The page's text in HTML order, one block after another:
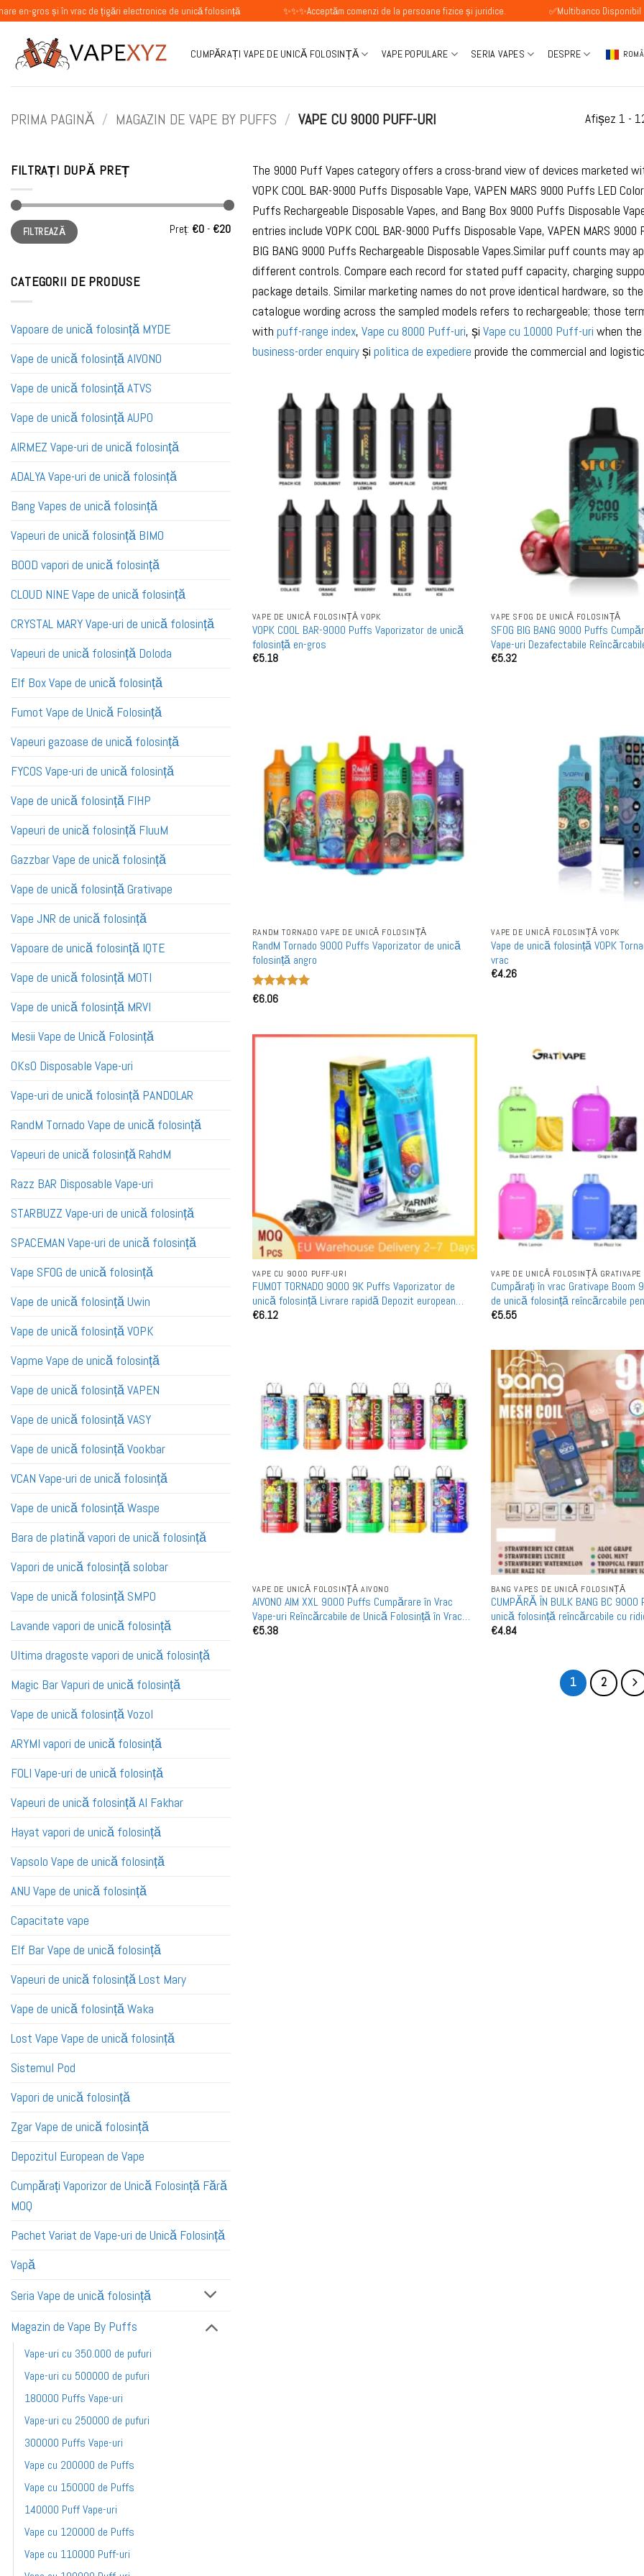
Skip
content
și în vrac de țigări electronice de unică folosință ✨✨✨Acceptăm comenzi de la persoane fizice și juridice. ✅Multibanco Disponibil
CUMPĂRAȚI VAPE DE UNICĂ FOLOSINȚĂ VAPE POPULARE SERIA VAPES DESPRE
PRIMA PAGINĂ / MAGAZIN DE VAPE BY PUFFS / VAPE CU 9000 PUFF-URI Afișez 1 -
FILTRAȚI DUPĂ PREȚ
Preț
minim
Preț
maximFILTREAZĂ Preț: €0 - €20
CATEGORII DE PRODUSE
Vapoare de unică folosință MYDE
Vape de unică folosință AIVONO
Vape de unică folosință ATVS
Vape de unică folosință AUPO
AIRMEZ Vape-uri de unică folosință
ADALYA Vape-uri de unică folosință
Bang Vapes de unică folosință
Vapeuri de unică folosință BIMO
BOOD vapori de unică folosință
CLOUD NINE Vape de unică folosință
CRYSTAL MARY Vape-uri de unică folosință
Vapeuri de unică folosință Doloda
Elf Box Vape de unică folosință
Fumot Vape de Unică Folosință
Vapeuri gazoase de unică folosință
FYCOS Vape-uri de unică folosință
Vape de unică folosință FIHP
Vapeuri de unică folosință FluuM
Gazzbar Vape de unică folosință
Vape de unică folosință Grativape
Vape JNR de unică folosință
Vapoare de unică folosință IQTE
Vape de unică folosință MOTI
Vape de unică folosință MRVI
Mesii Vape de Unică Folosință
OKsO Disposable Vape-uri
Vape-uri de unică folosință PANDOLAR
RandM Tornado Vape de unică folosință
Vapeuri de unică folosință RahdM
Razz BAR Disposable Vape-uri
STARBUZZ Vape-uri de unică folosință
SPACEMAN Vape-uri de unică folosință
Vape SFOG de unică folosință
Vape de unică folosință Uwin
Vape de unică folosință VOPK
Vapme Vape de unică folosință
Vape de unică folosință VAPEN
Vape de unică folosință VASY
Vape de unică folosință Vookbar
VCAN Vape-uri de unică folosință
Vape de unică folosință Waspe
Bara de platină vapori de unică folosință
Vapori de unică folosință solobar
Vape de unică folosință SMPO
Lavande vapori de unică folosință
Ultima dragoste vapori de unică folosință
Magic Bar Vapuri de unică folosință
Vape de unică folosință Vozol
ARYMI vapori de unică folosință
FOLI Vape-uri de unică folosință
Vapeuri de unică folosință Al Fakhar
Hayat vapori de unică folosință
Vapsolo Vape de unică folosință
ANU Vape de unică folosință
Capacitate vape
Elf Bar Vape de unică folosință
Vapeuri de unică folosință Lost Mary
Vape de unică folosință Waka
Lost Vape Vape de unică folosință
Sistemul Pod
Vapori de unică folosință
Zgar Vape de unică folosință
Depozitul European de Vape
Cumpărați Vaporizor de Unică Folosință Fără
MOQ
Pachet Variat de Vape-uri de Unică Folosință
Vapă
Seria Vape de unică folosință
Magazin de Vape By Puffs
Vape-uri cu 350.000 de pufuri
Vape-uri cu 500000 de pufuri
180000 Puffs Vape-uri
Vape-uri cu 250000 de pufuri
300000 Puffs Vape-uri
Vape cu 200000 de Puffs
Vape cu 150000 de Puffs
140000 Puff Vape-uri
Vape cu 120000 de Puffs
Vape cu 110000 Puff-uri
The 9000 Puff Vapes category offers a cross-brand view of devices marketed
VOPK COOL BAR-9000 Puffs Disposable Vape, VAPEN MARS 9000 Puffs LED
Puffs Rechargeable Disposable Vapes, and Bang Box 9000 Puffs Disposable
entries include VOPK COOL BAR-9000 Puffs Disposable Vape, VAPEN MARS
BIG BANG 9000 Puffs Rechargeable Disposable Vapes.Similar puff counts may
different controls. Compare each record for stated puff capacity, charging
package details. Similar marketing names do not prove identical hardware, so
catalogue wording across the sampled models refers to rechargeable; those
with puff-range index, Vape cu 8000 Puff-uri, și Vape cu 10000 Puff-uri when
business-order enquiryși politica de expediere provide the commercial and
VAPE DE UNICĂ FOLOSINȚĂ VOPK
VOPK COOL BAR-9000 Puffs Vaporizator de unică
folosință en-gros
€5.18
VAPE SFOG DE UNICĂ FOLOSINȚĂ
SFOG BIG BANG 9000 Puffs
Vape-uri Dezafectabile
Vânzare cu Ridicata
€5.32
RANDM TORNADO VAPE DE UNICĂ FOLOSINȚĂ
RandM Tornado 9000 Puffs Vaporizator de unică
folosință angro
Evaluat la
€6.06
VAPE DE UNICĂ FOLOSINȚĂ VOPK
Vape de unică folosință VOPK
vrac
€4.26
VAPE CU 9000 PUFF-URI
FUMOT TORNADO 9000 9K Puffs Vaporizator de
unică folosință Livrare rapidă Depozit european
Cumpărați Fără MOQ
€6.12
VAPE DE UNICĂ FOLOSINȚĂ GRATIVAPE
Cumpărați în vrac Grativape Boom
de unică folosință reîncărcabile
gros
€5.55
VAPE DE UNICĂ FOLOSINȚĂ AIVONO
AIVONO AIM XXL 9000 Puffs Cumpărare în Vrac
Vape-uri Reîncărcabile de Unică Folosință în Vrac
pentru Vânzare cu Ridicata
€5.38
BANG VAPES DE UNICĂ FOLOSINȚĂ
CUMPĂRĂ ÎN BULK BANG BC
unică folosință reîncărcabile cu
€4.84
1 2